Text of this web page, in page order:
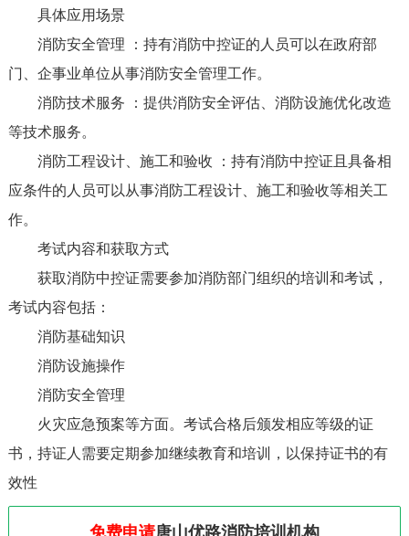
具体应用场景
消防安全管理 ：持有消防中控证的人员可以在政府部
门、企事业单位从事消防安全管理工作。
消防技术服务 ：提供消防安全评估、消防设施优化改造
等技术服务。
消防工程设计、施工和验收 ：持有消防中控证且具备相
应条件的人员可以从事消防工程设计、施工和验收等相关工
作。
考试内容和获取方式
获取消防中控证需要参加消防部门组织的培训和考试，
考试内容包括：
消防基础知识
消防设施操作
消防安全管理
火灾应急预案等方面。考试合格后颁发相应等级的证
书，持证人需要定期参加继续教育和培训，以保持证书的有
效性
免费申请唐山优路消防培训机构